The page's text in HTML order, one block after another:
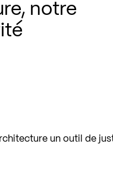
notre
un outil de